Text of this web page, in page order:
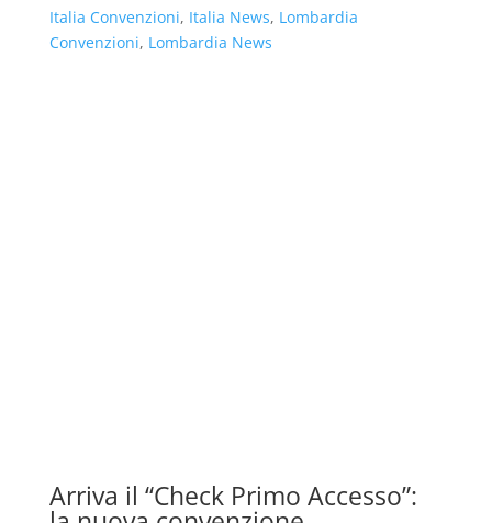
Italia Convenzioni, Italia News, Lombardia
Convenzioni, Lombardia News
Arriva il “Check Primo Accesso”: